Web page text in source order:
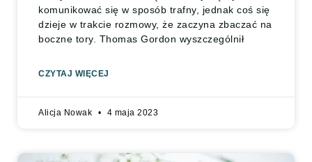
komunikować się w sposób trafny, jednak coś się
dzieje w trakcie rozmowy, że zaczyna zbaczać na
boczne tory. Thomas Gordon wyszczególnił
CZYTAJ WIĘCEJ
Alicja Nowak 4 maja 2023